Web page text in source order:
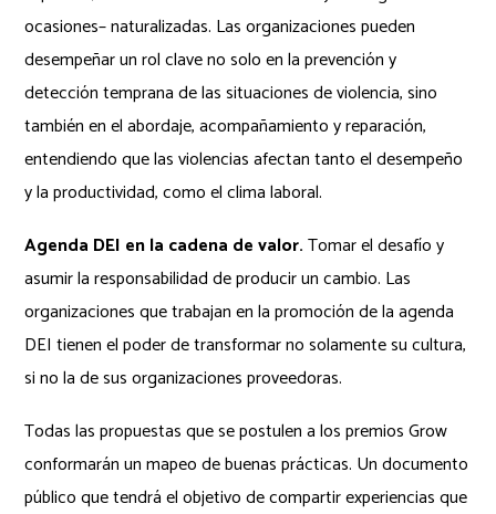
ocasiones– naturalizadas. Las organizaciones pueden
desempeñar un rol clave no solo en la prevención y
detección temprana de las situaciones de violencia, sino
también en el abordaje, acompañamiento y reparación,
entendiendo que las violencias afectan tanto el desempeño
y la productividad, como el clima laboral.
Agenda DEI en la cadena de valor. Tomar el desafío y
asumir la responsabilidad de producir un cambio. Las
organizaciones que trabajan en la promoción de la agenda
DEI tienen el poder de transformar no solamente su cultura,
si no la de sus organizaciones proveedoras.
Todas las propuestas que se postulen a los premios Grow
conformarán un mapeo de buenas prácticas. Un documento
público que tendrá el objetivo de compartir experiencias que